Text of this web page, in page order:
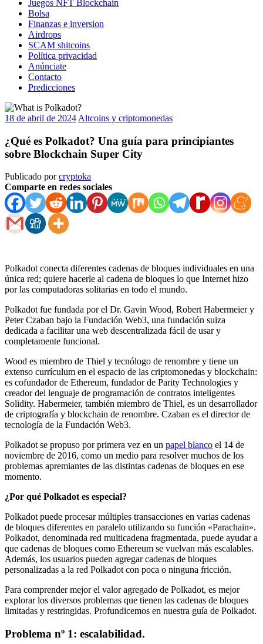
Juegos NFT Blockchain
Bolsa
Finanzas e inversion
Airdrops
SCAM shitcoins
Política privacidad
Anúnciate
Contacto
Predicciones
18 de abril de 2024 Altcoins y criptomonedas
¿Qué es Polkadot? Una guía para principiantes
sobre Blockchain Super City
Publicado porcryptoka
Comparte en redes sociales
Polkadot conecta diferentes cadenas de bloques individuales en una
única red; quiere hacerle al cadena de bloques lo que Internet hizo
por las computadoras solitarias en todo el mundo.
Polkadot fue fundada por el Dr. Gavin Wood, Robert Habermeier y
Peter Czaban bajo la Fundación Web3, una fundación suiza
dedicada a facilitar una web descentralizada fácil de usar y
completamente funcional.
Wood es miembro de Thiel y tecnólogo de renombre y tiene un
extenso currículum en el espacio de las criptomonedas y blockchain:
es cofundador de Ethereum, fundador de Parity Technologies y
creador del lenguaje de programación de contratos inteligentes
Solidity. Habermeier, también miembro de Thiel, es un desarrollador
de criptografía y blockchain de renombre. Czaban es el director de
tecnología de la Fundación Web3.
Polkadot se propuso por primera vez en un papel blanco el 14 de
noviembre de 2016, como un medio para resolver muchos de los
problemas apremiantes de las distintas cadenas de bloques en ese
momento.
¿Por qué Polkadot es especial?
Polkadot puede procesar múltiples transacciones en varias cadenas
de bloques diferentes en paralelo utilizando su función «Parachain».
Polkadot, denominada red multicadena fragmentada, puede ayudar a
que cadenas de bloques como Ethereum se vuelvan más escalables.
Además, los usuarios pueden agregar cadenas de bloques
personalizadas a la red Polkadot con poca o ninguna fricción.
Para comprender mejor el valor agregado de Polkadot, es mejor
explorar los diversos problemas que tienen las cadenas de bloques
limitadas y restringidas. Profundicemos en nuestra guía de Polkadot.
Problema nº 1: escalabilidad.